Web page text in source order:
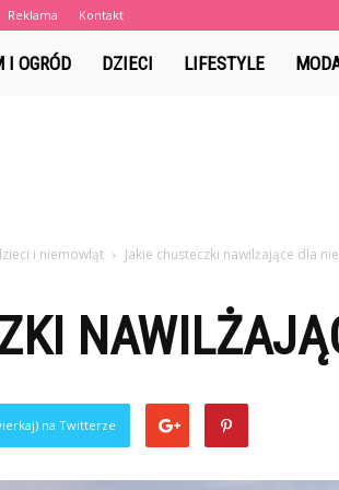
Reklama Kontakt
I OGRÓD DZIECI LIFESTYLE
i niemowląt Jakie chusteczki nawilżające dla
na Twitterze